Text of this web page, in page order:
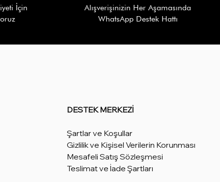
İçin
Alışverişinizin Her Aşamasında
WhatsApp Destek Hattı
DESTEK MERKEZİ
Şartlar ve Koşullar
Gizlilik ve Kişisel Verilerin Korunması
Mesafeli Satış Sözleşmesi
Teslimat ve İade Şartları